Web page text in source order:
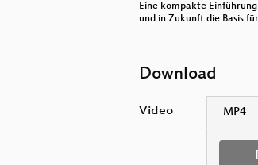
Eine kompakte
und in Zukunft die Basis
Download
Video MP4